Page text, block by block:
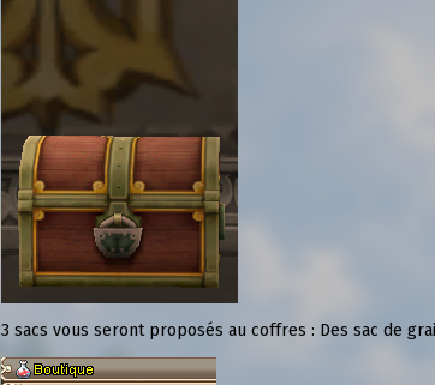
3 sacs vous seront proposés au coffres : Des sac de